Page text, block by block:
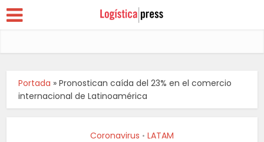
Portada »Pronostican caída del 23% en el comercio
internacional de Latinoamérica
Coronavirus • LATAM